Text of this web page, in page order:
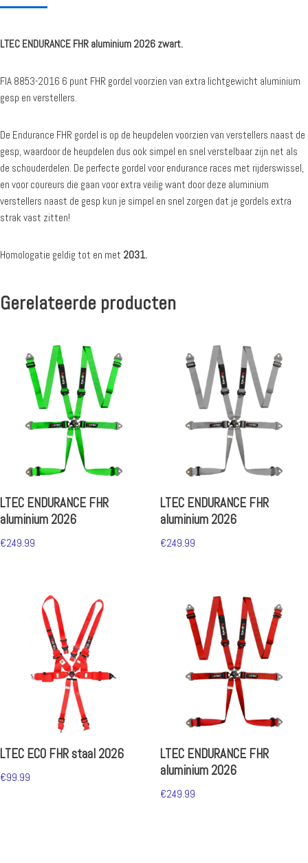
LTEC ENDURANCE FHR aluminium 2026 zwart.
FIA 8853-2016 6 punt FHR gordel voorzien van extra lichtgewicht aluminium
gesp en verstellers.
De Endurance FHR gordel is op de heupdelen voorzien van verstellers naast de
gesp, waardoor de heupdelen dus ook simpel en snel verstelbaar zijn net als
de schouderdelen. De perfecte gordel voor endurance races met rijderswissel,
en voor coureurs die gaan voor extra veilig want door deze aluminium
verstellers naast de gesp kun je simpel en snel zorgen dat je gordels extra
strak vast zitten!
Homologatie geldig tot en met 2031.
Gerelateerde producten
LTEC ENDURANCE FHR
aluminium 2026
€249.99
LTEC ENDURANCE FHR
aluminium 2026
€249.99
LTEC ECO FHR staal 2026
€99.99
LTEC ENDURANCE FHR
aluminium 2026
€249.99